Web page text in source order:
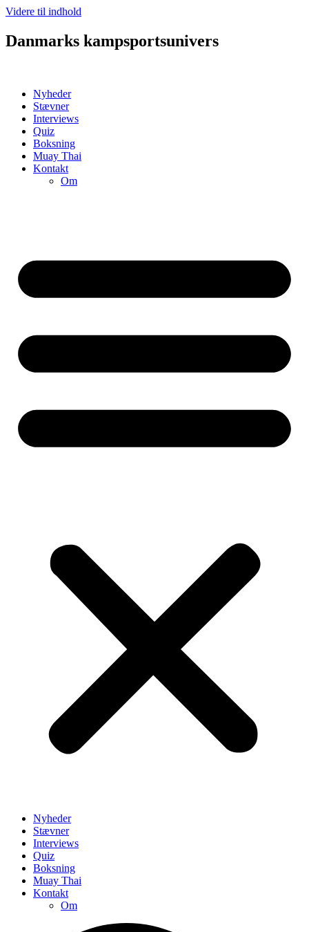
Videre til indhold
Danmarks kampsportsunivers
Nyheder
Stævner
Interviews
Quiz
Boksning
Muay Thai
Kontakt
Om
Nyheder
Stævner
Interviews
Quiz
Boksning
Muay Thai
Kontakt
Om